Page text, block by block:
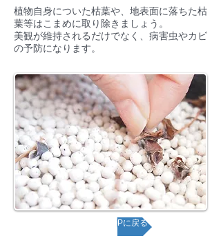
植物自身についた枯葉や、地表面に落ちた枯
葉等はこまめに取り除きましょう。
美観が維持されるだけでなく、病害虫やカビ
の予防になります。
ページTOPに戻る